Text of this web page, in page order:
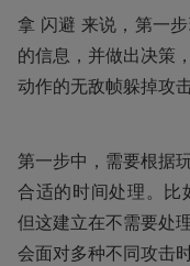
拿 闪避 来说，第一
的信息，并做出决策
动作的无敌帧躲掉攻击
第一步中，需要根据
合适的时间处理。比
但这建立在不需要处
会面对多种不同攻击